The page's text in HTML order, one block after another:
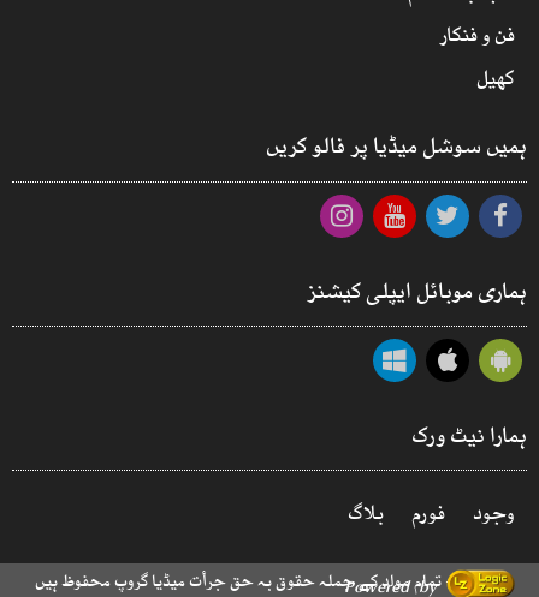
فن و فنکار
کھیل
ہمیں سوشل میڈیا پر فالو کریں
ہماری موبائل ایپلی کیشنز
ہمارا نیٹ ورک
وجود فورم بلاگ
© 2026 - تمام مواد کے جملہ حقوق بہ حق جرأت میڈیا گروپ محفوظ ہیں